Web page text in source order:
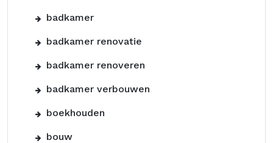
badkamer
badkamer renovatie
badkamer renoveren
badkamer verbouwen
boekhouden
bouw